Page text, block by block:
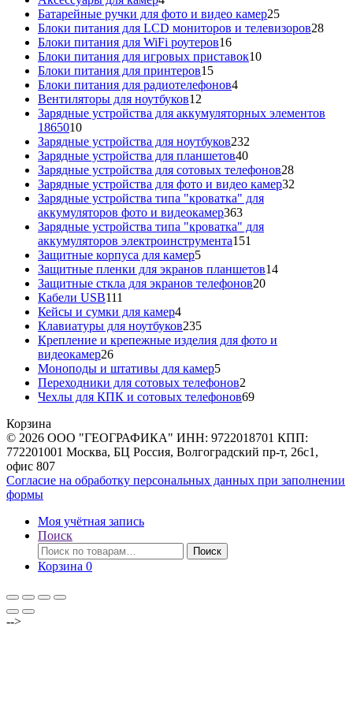
товара
Батарейные ручки для фото и видео камер2525
товаров
Блоки питания для LCD мониторов и телевизоров2828
Блоки питания для WiFi роутеров1616
товаров
Блоки питания для игровых приставок1010
Блоки питания для принтеров1515
товаров
Блоки питания для радиотелефонов44
Вентиляторы для ноутбуков12
товаров
Зарядные устройства для аккумуляторных элементов
186501010
товаров
Зарядные устройства для ноутбуков232
Зарядные устройства для планшетов4040
товаров
Зарядные устройства для сотовых телефонов2828
товаров
Зарядные устройства для фото и видео камер32
Зарядные устройства типа "кроватка" для
аккумуляторов фото и видеокамер363363
товара
Зарядные устройства типа "кроватка" для
аккумуляторов электроинструмента151
Защитные корпуса для камер55
товаров
Защитные пленки для экранов планшетов1414
Защитные сткла для экранов телефонов2020
Кабели USB111
товаров
Кейсы и сумки для камер44
товара
Клавиатуры для ноутбуков235235
товаров
Крепление и крепежные изделия для фото и
видеокамер2626
товаров
Моноподы и штативы для камер55
товаров
Переходники для сотовых телефонов2
товара
Чехлы для КПК и сотовых телефонов6969
Корзина
© 2026 ООО "ГЕОГРАФИКА" ИНН: 9722018701 КПП:
772201001 Москва, БЦ Россия, Волгоградский пр-т, 26с1,
офис 807
Согласие на обработку персональных данных при заполнении
формы
Моя учётная запись
Поиск
Искать:
Поиск
Корзина 0
-->